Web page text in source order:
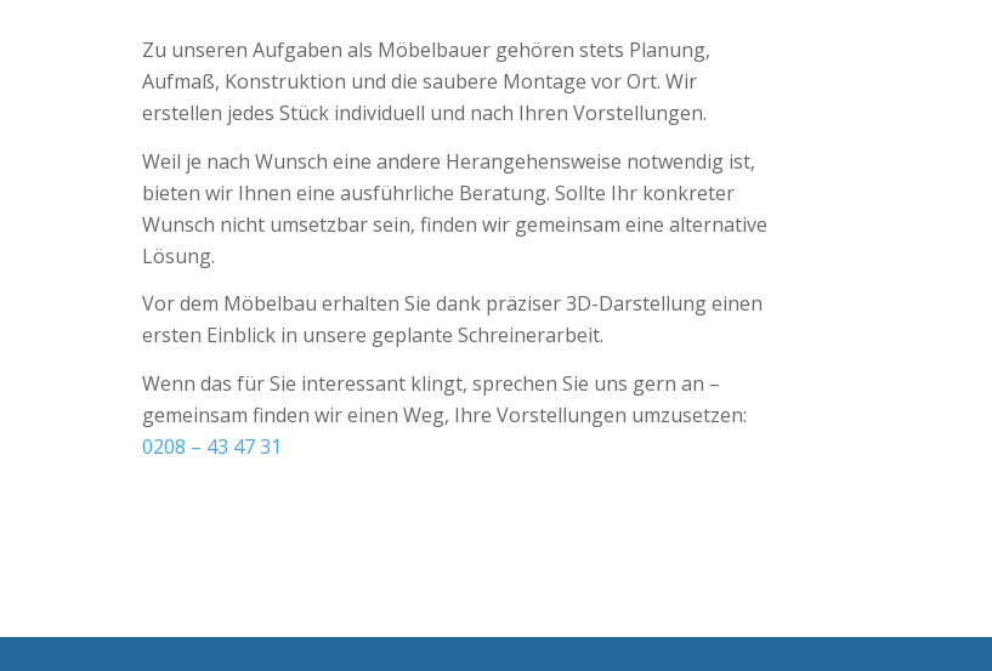
Zu unseren Aufgaben als Möbelbauer gehören stets Planung,
Aufmaß, Konstruktion und die saubere Montage vor Ort. Wir
erstellen jedes Stück individuell und nach Ihren Vorstellungen.
Weil je nach Wunsch eine andere Herangehensweise notwendig ist,
bieten wir Ihnen eine ausführliche Beratung. Sollte Ihr konkreter
Wunsch nicht umsetzbar sein, finden wir gemeinsam eine alternative
Lösung.
Vor dem Möbelbau erhalten Sie dank präziser 3D-Darstellung einen
ersten Einblick in unsere geplante Schreinerarbeit.
Wenn das für Sie interessant klingt, sprechen Sie uns gern an –
gemeinsam finden wir einen Weg, Ihre Vorstellungen umzusetzen:
0208 – 43 47 31